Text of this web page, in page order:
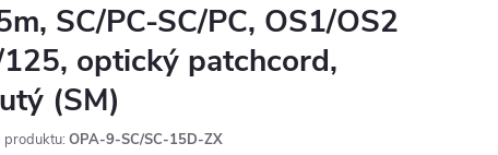
SC/PC-SC/PC, OS1/OS2
optický patchcord,
(SM)
produktu: OPA-9-SC/SC-15D-ZX